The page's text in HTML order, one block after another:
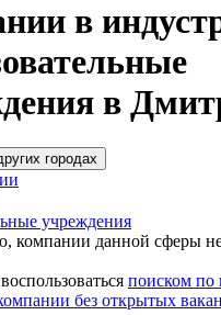
в
в
городах
учреждения
компании данной сферы
поиском по
без открытых